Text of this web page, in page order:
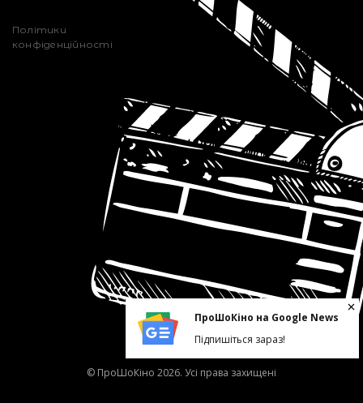
Політики
конфіденційності
© ПроШоКіно 2026. Усі права захищені
ПроШоКіно на Google News
Підпишіться зараз!